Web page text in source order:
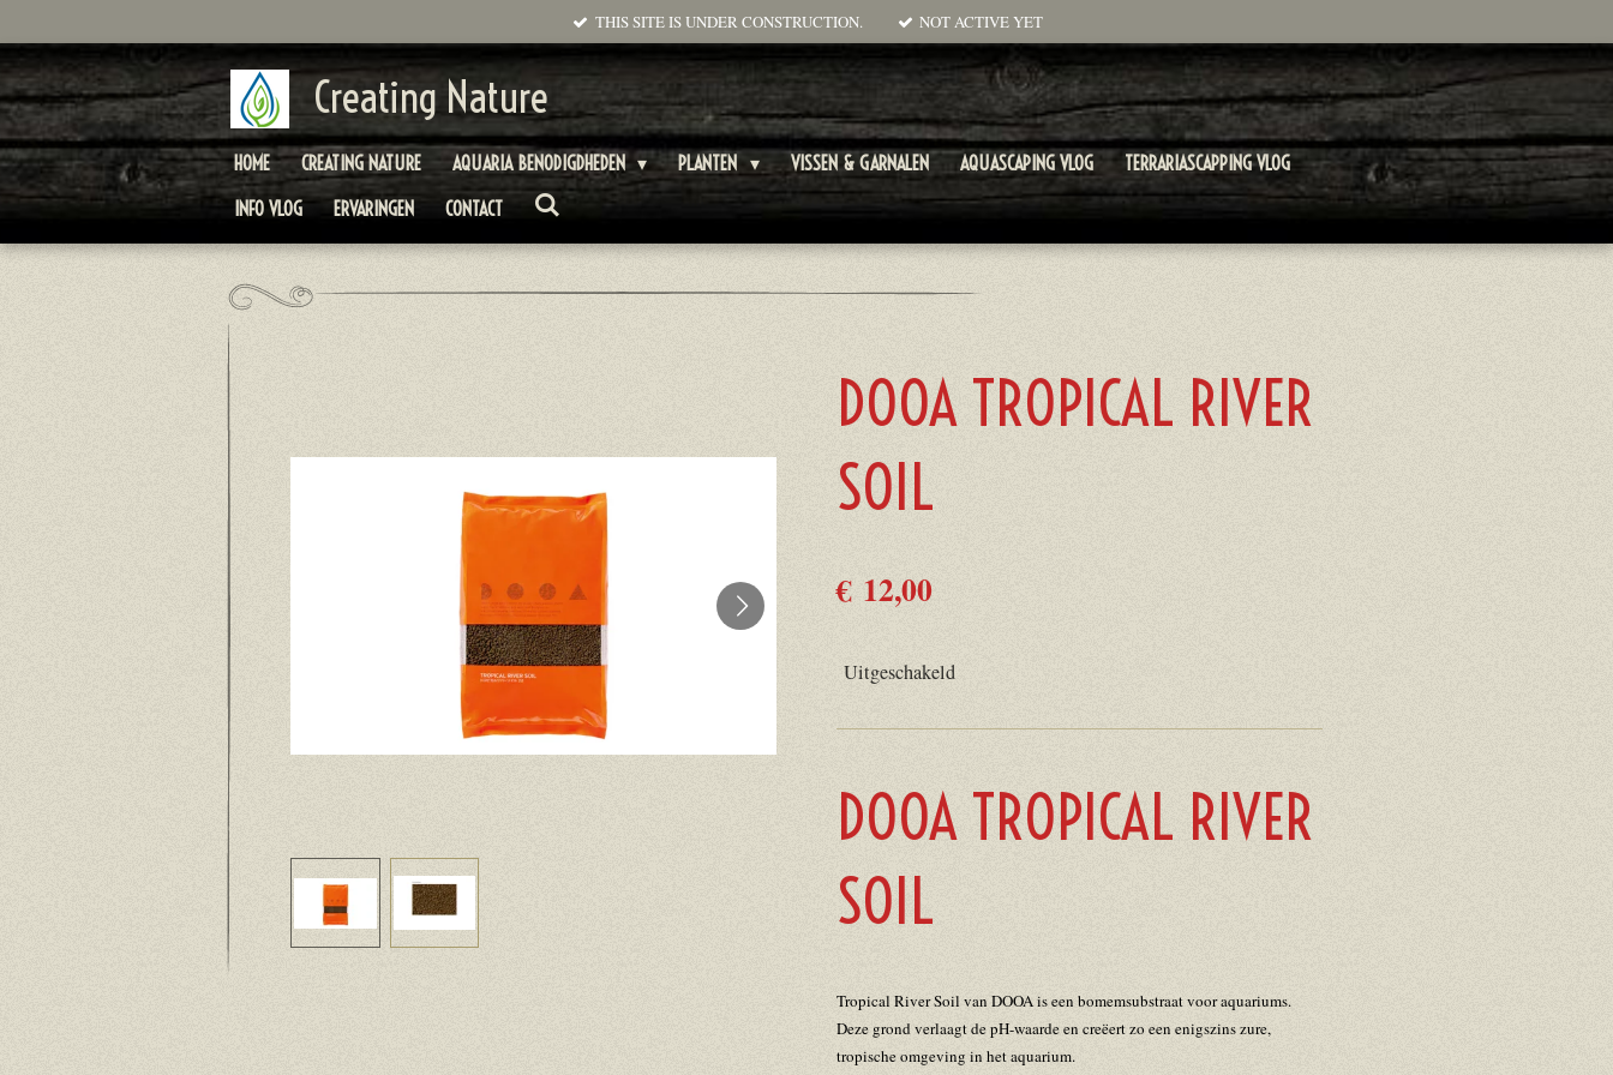
naar
de
hoofdinhoud
THIS SITE IS UNDER CONSTRUCTION. NOT ACTIVE YET
Creating Nature
HOME CREATING NATURE AQUARIA BENODIGDHEDEN PLANTEN VISSEN & GARNALEN AQUASCAPING VLOG
TERRARIASCAPPING VLOG
INFO VLOG
ERVARINGEN CONTACT
DOOA TROPICAL RIVER
SOIL
€ 12,00
Uitgeschakeld
DOOA TROPICAL RIVER
SOIL
Tropical River Soil van DOOA is een bomemsubstraat voor aquariums.
Deze grond verlaagt de pH-waarde en creëert zo een enigszins zure,
tropische omgeving in het aquarium.